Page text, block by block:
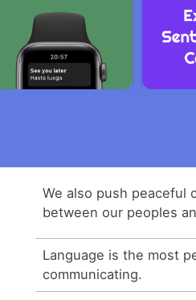
We also push peaceful
between our peoples
Language is the most
communicating.